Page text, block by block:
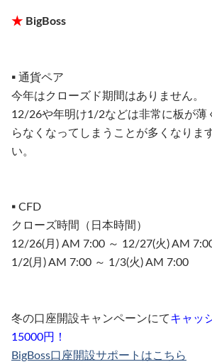
★ BigBoss
▪︎ 通貨ペア
今年はクローズド期間はありません。
12/26や年明け1/2などは非常に板が薄
らなくなってしまうことが多くなりま
い。
▪︎ CFD
クローズ時間（日本時間）
12/26(月) AM 7:00 ～ 12/27(火) AM
1/2(月) AM 7:00 ～ 1/3(火) AM 7:00
冬の口座開設キャンペーンにてキャッ
15000円！
BigBoss口座開設サポートはこちら